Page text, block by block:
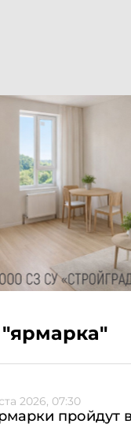
"ярмарка"
2026, 07:30
пройдут